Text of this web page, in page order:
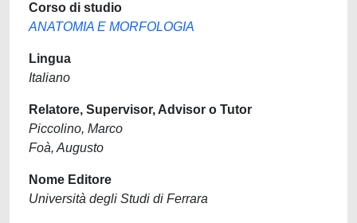
Corso di studio
ANATOMIA E MORFOLOGIA
Lingua
Italiano
Relatore, Supervisor, Advisor o Tutor
Piccolino, Marco
Foà, Augusto
Nome Editore
Università degli Studi di Ferrara